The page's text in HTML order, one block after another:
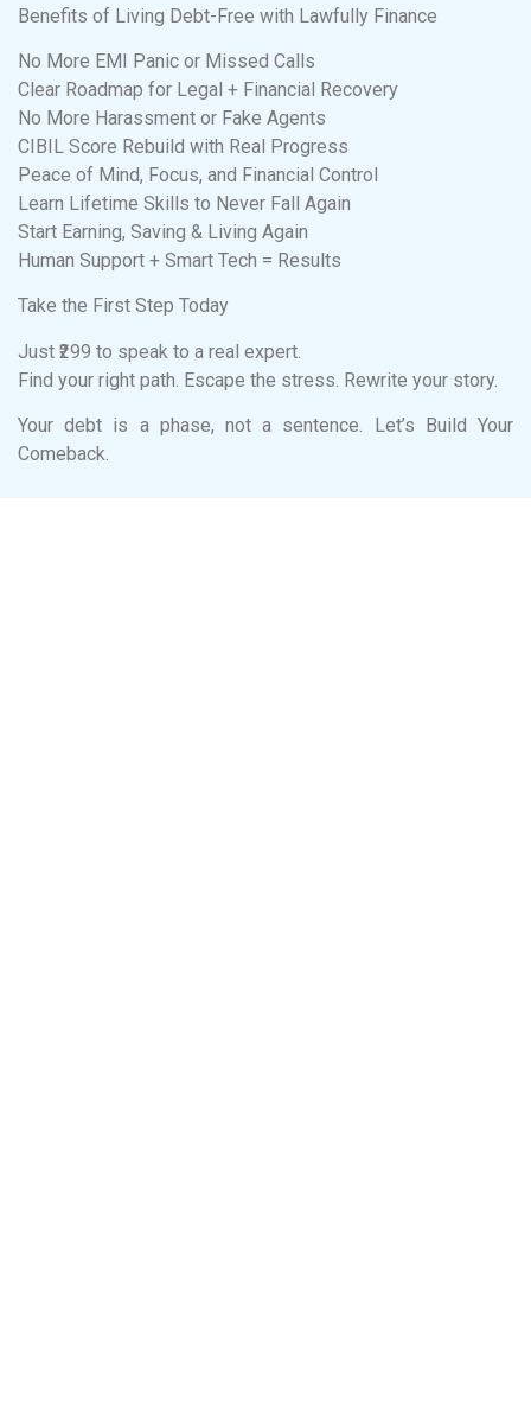
Benefits of Living Debt-Free with Lawfully Finance
No More EMI Panic or Missed Calls
Clear Roadmap for Legal + Financial Recovery
No More Harassment or Fake Agents
CIBIL Score Rebuild with Real Progress
Peace of Mind, Focus, and Financial Control
Learn Lifetime Skills to Never Fall Again
Start Earning, Saving & Living Again
Human Support + Smart Tech = Results
Take the First Step Today
Just ₹299 to speak to a real expert.
Find your right path. Escape the stress. Rewrite your story.
Your debt is a phase, not a sentence. Let’s Build Your
Comeback.